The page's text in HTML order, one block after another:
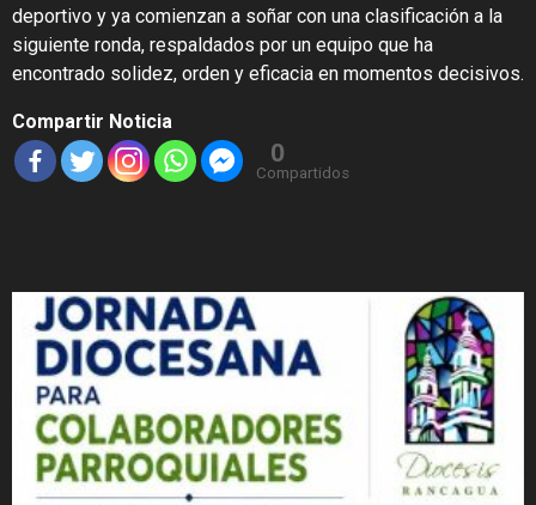
deportivo y ya comienzan a soñar con una clasificación a la
siguiente ronda, respaldados por un equipo que ha
encontrado solidez, orden y eficacia en momentos decisivos.
Compartir Noticia
0
Compartidos